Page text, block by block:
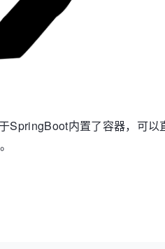
SpringBoot内置了容器，可以